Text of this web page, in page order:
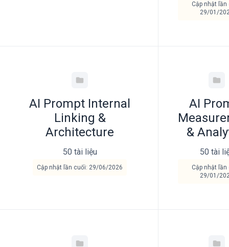
Cập nhật lần
29/01/
AI Prompt Internal
Linking &
Architecture
50 tài liệu
Cập nhật lần cuối: 29/06/2026
AI
&
50 tài
Cập nhật lần
29/01/